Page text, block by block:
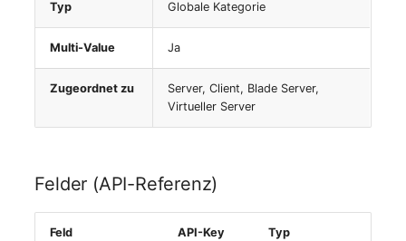
Verteilerkasten
Vertrag
Virtueller Client
Virtueller Host
Virtueller Server
Typ Globale Kategorie
Multi-Value Ja
Zugeordnet zu
Server, Client, Blade Server,
Virtueller Server
Felder (API-Referenz)
Feld API-Key Typ